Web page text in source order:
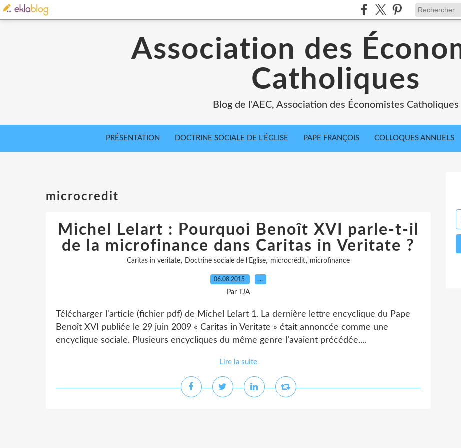
Association des
Catholiques
Blog de l'AEC, Association des Économistes Catholiques
PRÉSENTATION DOCTRINE SOCIALE DE L'ÉGLISE PAPE FRANÇOIS COLLOQUES ANNUELS
microcredit
Michel Lelart : Pourquoi Benoît XVI parle-t-il
de la microfinance dans Caritas in Veritate ?
Caritas in veritate, Doctrine sociale de l’Eglise, microcrédit, microfinance
06.08.2015 …
Par TJA
Télécharger l'article (fichier pdf) de Michel Lelart 1. La dernière lettre encyclique du Pape
Benoît XVI publiée le 29 juin 2009 « Caritas in Veritate » était annoncée comme une
encyclique sociale. Plusieurs encycliques du même genre l’avaient précédée....
Lire la suite